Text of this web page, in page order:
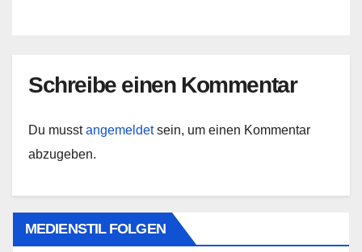
Schreibe einen Kommentar
Du musstangemeldetsein, um einen Kommentar
abzugeben.
MEDIENSTIL FOLGEN